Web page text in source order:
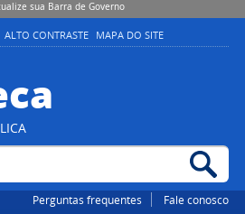
sua Barra de Governo
ALTO CONTRASTE MAPA DO SITE
Perguntas frequentes Fale conosco